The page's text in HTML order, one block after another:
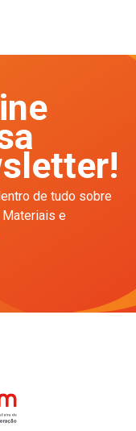
de tudo sobre
Materiais e